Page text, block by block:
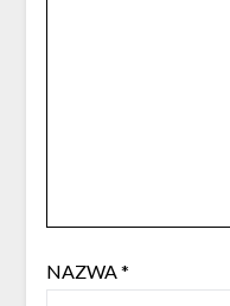
NAZWA*